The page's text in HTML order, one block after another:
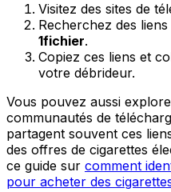
Visitez des sites de
Recherchez des
1fichier.
Copiez ces liens et
votre débrideur.
Vous pouvez aussi
communautés de
partagent souvent ces
des offres de cigarettes
ce guide sur comment
pour acheter des